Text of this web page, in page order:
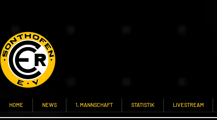
HOME NEWS 1. MANNSCHAFT STATISTIK LIVESTREAM